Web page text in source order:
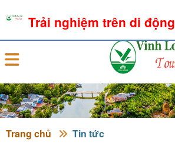
Đăng nhập
Trang chủ Tin tức
Trải nghiệm trên di động